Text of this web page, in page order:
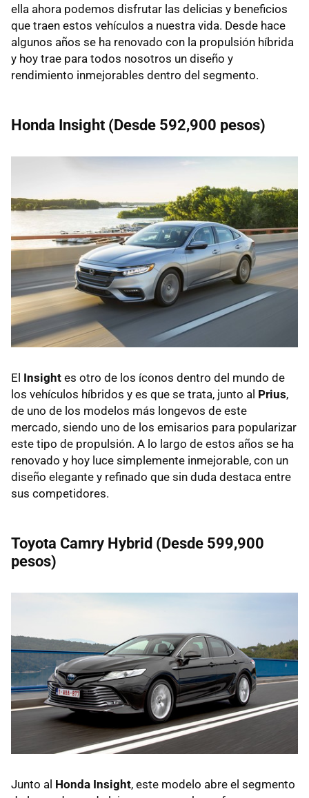
ella ahora podemos disfrutar las delicias y beneficios
que traen estos vehículos a nuestra vida. Desde hace
algunos años se ha renovado con la propulsión híbrida
y hoy trae para todos nosotros un diseño y
rendimiento inmejorables dentro del segmento.
Honda Insight (Desde 592,900 pesos)
El Insight es otro de los íconos dentro del mundo de
los vehículos híbridos y es que se trata, junto al Prius,
de uno de los modelos más longevos de este
mercado, siendo uno de los emisarios para popularizar
este tipo de propulsión. A lo largo de estos años se ha
renovado y hoy luce simplemente inmejorable, con un
diseño elegante y refinado que sin duda destaca entre
sus competidores.
Toyota Camry Hybrid (Desde 599,900
pesos)
Junto al Honda Insight, este modelo abre el segmento